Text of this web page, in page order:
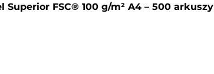
Superior FSC® 100 g/m² A4 – 500 arkuszy